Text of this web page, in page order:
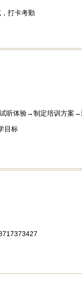
打卡考勤
听体验→制定培训方案
目标